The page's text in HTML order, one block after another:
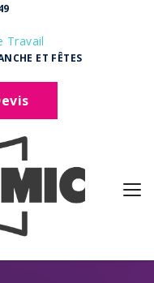
Travail
ET FÊTES